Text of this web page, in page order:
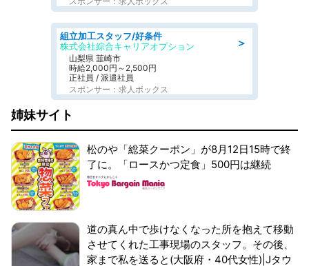
＞
組立加工スタッフ/好条件
株式会社綜合キャリアオプション
山梨県 韮崎市
時給2,000円～2,500円
正社員 / 派遣社員
スポンサー：求人ボックス
姉妹サイト
松のや「総菜クーポン」が8月12日15時で終
了に。「ロースかつ定食」500円は継続
道の真ん中で歩けなくなった所を抱えて移動
させてくれた工事現場のスタッフ。その後、
家まで私を送ると(大阪府・40代女性)|Jタウ